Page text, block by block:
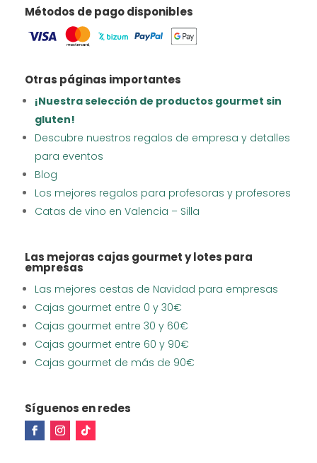
Métodos de pago disponibles
Otras páginas importantes
¡Nuestra selección de productos gourmet sin
gluten!
Descubre nuestros regalos de empresa y detalles
para eventos
Blog
Los mejores regalos para profesoras y profesores
Catas de vino en Valencia – Silla
Las mejoras cajas gourmet y lotes para
empresas
Las mejores cestas de Navidad para empresas
Cajas gourmet entre 0 y 30€
Cajas gourmet entre 30 y 60€
Cajas gourmet entre 60 y 90€
Cajas gourmet de más de 90€
Síguenos en redes